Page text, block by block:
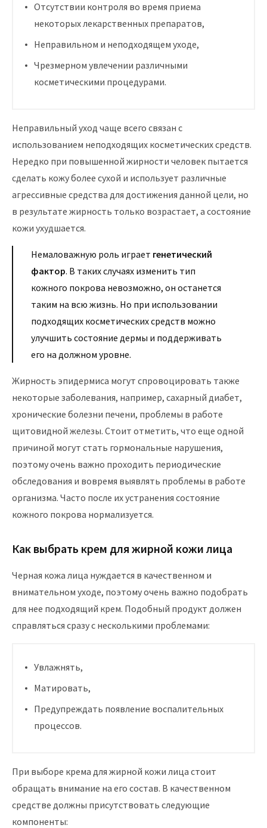
Отсутствии контроля во время приема
некоторых лекарственных препаратов,
Неправильном и неподходящем уходе,
Чрезмерном увлечении различными
косметическими процедурами.
Неправильный уход чаще всего связан с
использованием неподходящих косметических средств.
Нередко при повышенной жирности человек пытается
сделать кожу более сухой и использует различные
агрессивные средства для достижения данной цели, но
в результате жирность только возрастает, а состояние
кожи ухудшается.
Немаловажную роль играет генетический
фактор. В таких случаях изменить тип
кожного покрова невозможно, он останется
таким на всю жизнь. Но при использовании
подходящих косметических средств можно
улучшить состояние дермы и поддерживать
его на должном уровне.
Жирность эпидермиса могут спровоцировать также
некоторые заболевания, например, сахарный диабет,
хронические болезни печени, проблемы в работе
щитовидной железы. Стоит отметить, что еще одной
причиной могут стать гормональные нарушения,
поэтому очень важно проходить периодические
обследования и вовремя выявлять проблемы в работе
организма. Часто после их устранения состояние
кожного покрова нормализуется.
Как выбрать крем для жирной кожи лица
Черная кожа лица нуждается в качественном и
внимательном уходе, поэтому очень важно подобрать
для нее подходящий крем. Подобный продукт должен
справляться сразу с несколькими проблемами:
Увлажнять,
Матировать,
Предупреждать появление воспалительных
процессов.
При выборе крема для жирной кожи лица стоит
обращать внимание на его состав. В качественном
средстве должны присутствовать следующие
компоненты: